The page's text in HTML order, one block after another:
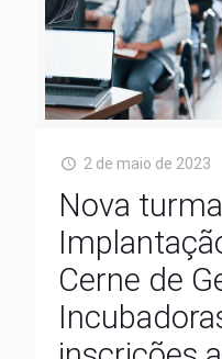
2 de maio de 2023
Nova
Cerne de